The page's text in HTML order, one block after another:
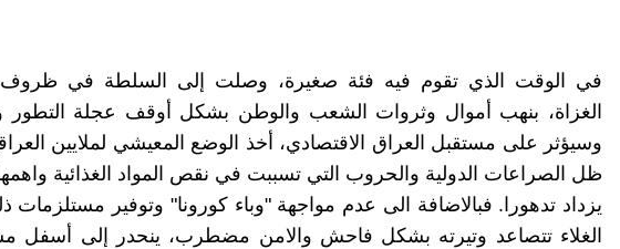
في الوقت الذي تقوم فيه فئة صغيرة، وصلت إلى السلطة في ظروف
الغزاة، بنهب أموال وثروات الشعب والوطن بشكل أوقف عجلة التطور
وسيؤثر على مستقبل العراق الاقتصادي، أخذ الوضع المعيشي لملايين
ظل الصراعات الدولية والحروب التي تسببت في نقص المواد الغذائية
يزداد تدهورا. فبالاضافة الى عدم مواجهة "وباء كورونا" وتوفير مستلزمات
الغلاء تتصاعد وتيرته بشكل فاحش والامن مضطرب، ينحدر إلى أسفل